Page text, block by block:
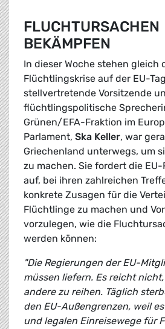
FLUCHTURSACHEN
BEKÄMPFEN
In dieser Woche stehen gleich
Flüchtlingskrise auf der EU-
stellvertretende Vorsitzende
flüchtlingspolitische
Grünen/EFA-Fraktion im
Parlament, Ska Keller, war
Griechenland unterwegs, um
zu machen. Sie fordert die
auf, bei ihren zahlreichen
konkrete Zusagen für die
Flüchtlinge zu machen und
vorzulegen, wie die
werden können:
"Die Regierungen der EU-
müssen liefern. Es reicht
andere zu reihen. Täglich
den EU-Außengrenzen, weil
und legalen Einreisewege für